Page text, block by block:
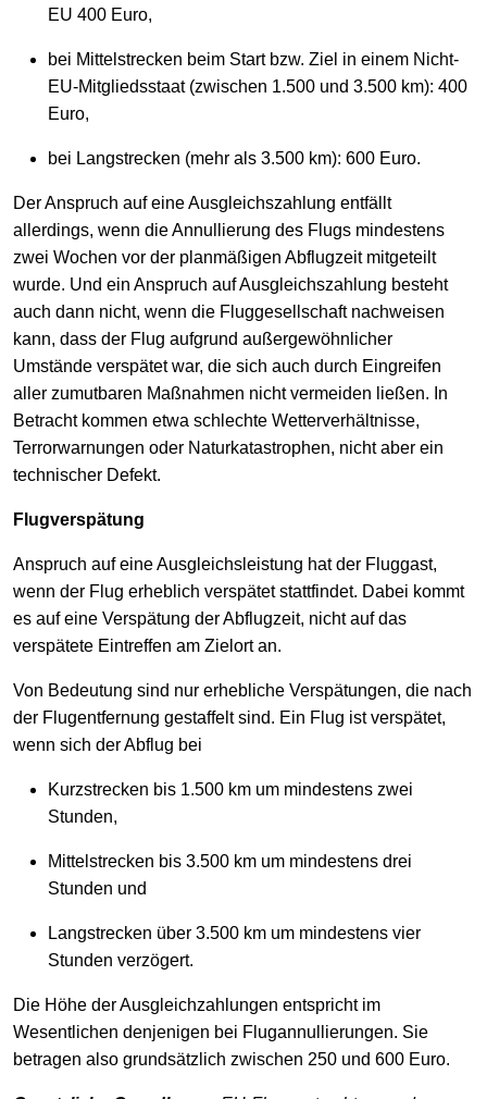
EU 400 Euro,
bei Mittelstrecken beim Start bzw. Ziel in einem Nicht-
EU-Mitgliedsstaat (zwischen 1.500 und 3.500 km): 400
Euro,
bei Langstrecken (mehr als 3.500 km): 600 Euro.
Der Anspruch auf eine Ausgleichszahlung entfällt
allerdings, wenn die Annullierung des Flugs mindestens
zwei Wochen vor der planmäßigen Abflugzeit mitgeteilt
wurde. Und ein Anspruch auf Ausgleichszahlung besteht
auch dann nicht, wenn die Fluggesellschaft nachweisen
kann, dass der Flug aufgrund außergewöhnlicher
Umstände verspätet war, die sich auch durch Eingreifen
aller zumutbaren Maßnahmen nicht vermeiden ließen. In
Betracht kommen etwa schlechte Wetterverhältnisse,
Terrorwarnungen oder Naturkatastrophen, nicht aber ein
technischer Defekt.
Flugverspätung
Anspruch auf eine Ausgleichsleistung hat der Fluggast,
wenn der Flug erheblich verspätet stattfindet. Dabei kommt
es auf eine Verspätung der Abflugzeit, nicht auf das
verspätete Eintreffen am Zielort an.
Von Bedeutung sind nur erhebliche Verspätungen, die nach
der Flugentfernung gestaffelt sind. Ein Flug ist verspätet,
wenn sich der Abflug bei
Kurzstrecken bis 1.500 km um mindestens zwei
Stunden,
Mittelstrecken bis 3.500 km um mindestens drei
Stunden und
Langstrecken über 3.500 km um mindestens vier
Stunden verzögert.
Die Höhe der Ausgleichzahlungen entspricht im
Wesentlichen denjenigen bei Flugannullierungen. Sie
betragen also grundsätzlich zwischen 250 und 600 Euro.